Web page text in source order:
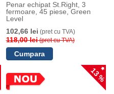
Penar echipat St.Right, 3
fermoare, 45 piese, Green
Level
102,66 lei (pret cu TVA)
118,00 lei(pret cu TVA)
13 %